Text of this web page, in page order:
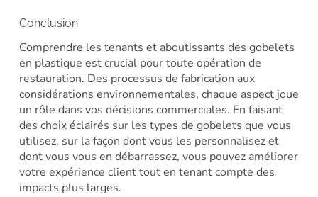
Conclusion
Comprendre les tenants et aboutissants des gobelets
en plastique est crucial pour toute opération de
restauration. Des processus de fabrication aux
considérations environnementales, chaque aspect joue
un rôle dans vos décisions commerciales. En faisant
des choix éclairés sur les types de gobelets que vous
utilisez, sur la façon dont vous les personnalisez et
dont vous vous en débarrassez, vous pouvez améliorer
votre expérience client tout en tenant compte des
impacts plus larges.